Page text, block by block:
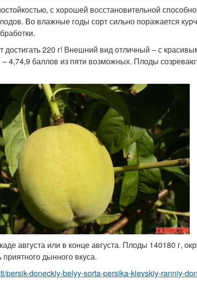
с хорошей восстановительной
Во влажные годы сорт сильно поражается
достигать 220 г! Внешний вид отличный – с
– 4,74,9 баллов из пяти возможных. Плоды
августа или в конце августа. Плоды 140180 г,
дынного вкуса.
persik-doneckiy-belyy-sorta-persika-kievskiy-ranniy-